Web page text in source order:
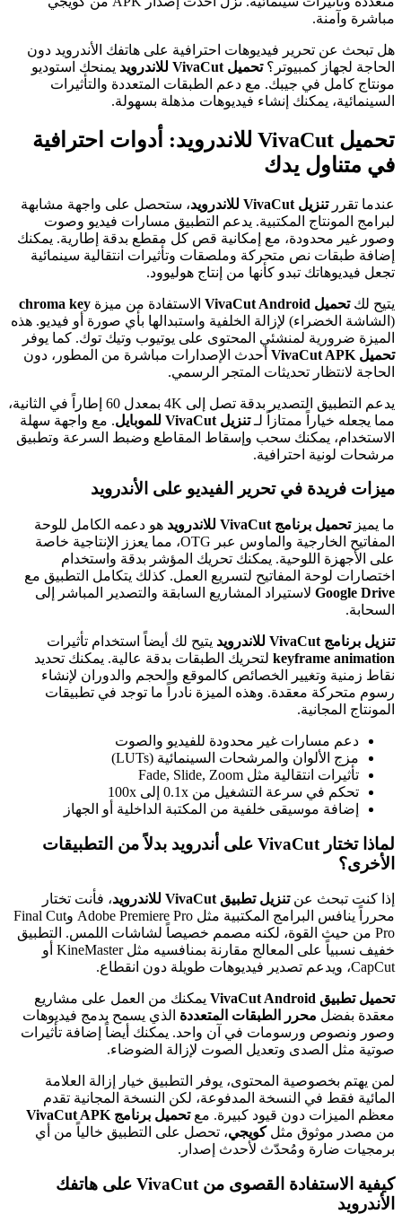
مباشرة وآمنة.
هل تبحث عن تحرير فيديوهات احترافية على هاتفك الأندرويد دون
الحاجة لجهاز كمبيوتر؟تحميل VivaCut للاندرويد
يمنحك استوديو
مونتاج كامل في جيبك. مع دعم الطبقات المتعددة والتأثيرات
السينمائية، يمكنك إنشاء فيديوهات مذهلة بسهولة.
تحميل VivaCut للاندرويد: أدوات احترافية
في متناول يدك
عندما تقررتنزيل VivaCut للاندرويد
، ستحصل على واجهة مشابهة
لبرامج المونتاج المكتبية. يدعم التطبيق مسارات فيديو وصوت
وصور غير محدودة، مع إمكانية قص كل مقطع بدقة إطارية. يمكنك
إضافة طبقات نص متحركة وملصقات وتأثيرات انتقالية سينمائية
تجعل فيديوهاتك تبدو كأنها من إنتاج هوليوود.
يتيح لكتحميل VivaCut Android الاستفادة من ميزة chroma key
(الشاشة الخضراء) لإزالة الخلفية واستبدالها بأي صورة أو فيديو. هذه
الميزة ضرورية لمنشئي المحتوى على يوتيوب وتيك توك. كما يوفر
تحميل VivaCut APK
أحدث الإصدارات مباشرة من المطور، دون
الحاجة لانتظار تحديثات المتجر الرسمي.
يدعم التطبيق التصدير بدقة تصل إلى 4K بمعدل 60 إطاراً في الثانية،
مما يجعله خياراً ممتازاً لـتنزيل VivaCut للموبايل
. مع واجهة سهلة
الاستخدام، يمكنك سحب وإسقاط المقاطع وضبط السرعة وتطبيق
مرشحات لونية احترافية.
ميزات فريدة في تحرير الفيديو على الأندرويد
ما يميزتحميل برنامج VivaCut للاندرويد
هو دعمه الكامل للوحة
المفاتيح الخارجية والماوس عبر OTG، مما يعزز الإنتاجية خاصة
على الأجهزة اللوحية. يمكنك تحريك المؤشر بدقة واستخدام
اختصارات لوحة المفاتيح لتسريع العمل. كذلك يتكامل التطبيق مع
Google Drive لاستيراد المشاريع السابقة والتصدير المباشر إلى
السحابة.
تنزيل برنامج VivaCut للاندرويد
يتيح لك أيضاً استخدام تأثيرات
keyframe animation لتحريك الطبقات بدقة عالية. يمكنك تحديد
نقاط زمنية وتغيير الخصائص كالموقع والحجم والدوران لإنشاء
رسوم متحركة معقدة. وهذه الميزة نادراً ما توجد في تطبيقات
المونتاج المجانية.
دعم مسارات غير محدودة للفيديو والصوت
مزج الألوان والمرشحات السينمائية (LUTs)
تأثيرات انتقالية مثل Fade, Slide, Zoom
تحكم في سرعة التشغيل من 0.1x إلى 100x
إضافة موسيقى خلفية من المكتبة الداخلية أو الجهاز
لماذا تختار VivaCut على أندرويد بدلاً من التطبيقات
الأخرى؟
إذا كنت تبحث عنتنزيل تطبيق VivaCut للاندرويد
، فأنت تختار
محرراً ينافس البرامج المكتبية مثل Adobe Premiere Pro وFinal Cut
Pro من حيث القوة، لكنه مصمم خصيصاً لشاشات اللمس. التطبيق
خفيف نسبياً على المعالج مقارنة بمنافسيه مثل KineMaster أو
CapCut، ويدعم تصدير فيديوهات طويلة دون انقطاع.
تحميل تطبيق VivaCut Android
يمكنك من العمل على مشاريع
معقدة بفضل محرر الطبقات المتعددة الذي يسمح بدمج فيديوهات
وصور ونصوص ورسومات في آن واحد. يمكنك أيضاً إضافة تأثيرات
صوتية مثل الصدى وتعديل الصوت لإزالة الضوضاء.
لمن يهتم بخصوصية المحتوى، يوفر التطبيق خيار إزالة العلامة
المائية فقط في النسخة المدفوعة، لكن النسخة المجانية تقدم
معظم الميزات دون قيود كبيرة. معتحميل برنامج VivaCut APK
من مصدر موثوق مثلكويجي، تحصل على التطبيق خالياً من أي
برمجيات ضارة ومُحدّث لأحدث إصدار.
كيفية الاستفادة القصوى من VivaCut على هاتفك
الأندرويد